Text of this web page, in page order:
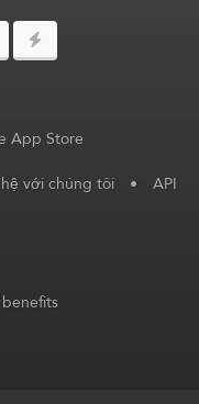
với chúng tôi • API